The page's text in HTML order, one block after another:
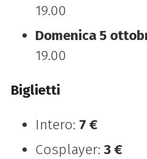
19.00
Domenica 5
19.00
Biglietti
Intero: 7 €
Cosplayer: 3 €